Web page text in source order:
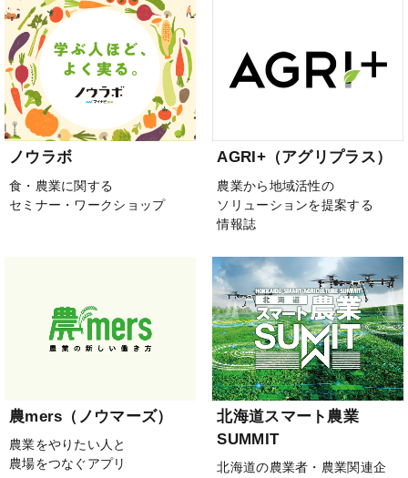
ノウラボ
食・農業に関する
セミナー・ワークショップ
AGRI+（アグリプラス）
農業から地域活性の
ソリューションを提案する
情報誌
農mers（ノウマーズ）
農業をやりたい人と
農場をつなぐアプリ
北海道スマート農業
SUMMIT
北海道の農業者・農業関連企